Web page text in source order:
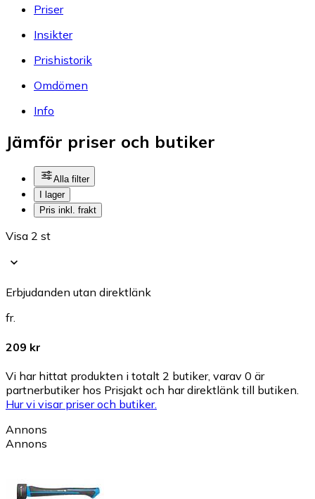
Priser
Insikter
Prishistorik
Omdömen
Info
Jämför priser och butiker
Alla filter
I lager
Pris inkl. frakt
Visa 2 st
Erbjudanden utan direktlänk
fr.
209 kr
Vi har hittat produkten i totalt 2 butiker, varav 0 är
partnerbutiker hos Prisjakt och har direktlänk till butiken.
Hur vi visar priser och butiker.
Annons
Annons